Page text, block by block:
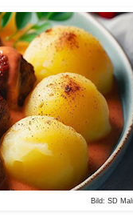
Bild: SD